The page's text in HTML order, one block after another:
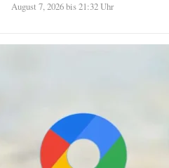
August 7, 2026 bis 21:32 Uhr